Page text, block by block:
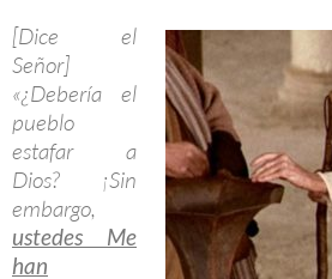
[Dice el
Señor]
«¿Debería el
pueblo
estafar a
Dios? ¡Sin
embargo,
ustedes Me
han